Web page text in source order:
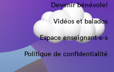
Devenir bénévole!
Vidéos et balados
Espace enseignant·e⋅s
Politique de confidentialité